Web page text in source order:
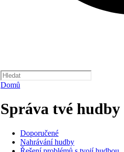
Domů
Správa tvé hudby
Doporučené
Nahrávání hudby